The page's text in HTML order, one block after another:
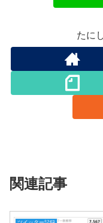
たに
関連記事